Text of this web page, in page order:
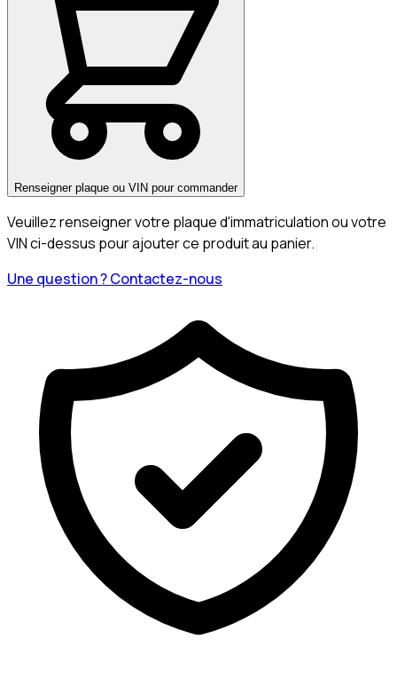
Renseigner plaque ou VIN pour commander
Veuillez renseigner votre plaque d'immatriculation ou votre
VIN ci-dessus pour ajouter ce produit au panier.
Une question ? Contactez-nous